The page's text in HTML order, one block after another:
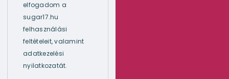
elfogadom a
sugar17.hu
felhasználási
feltételeit, valamint
adatkezelési
nyilatkozatát.